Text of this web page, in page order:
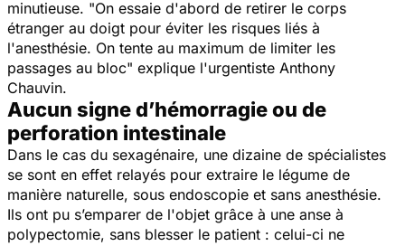
minutieuse. "On essaie d'abord de retirer le corps
étranger au doigt pour éviter les risques liés à
l'anesthésie. On tente au maximum de limiter les
passages au bloc" explique l'urgentiste Anthony
Chauvin.
Aucun signe d’hémorragie ou de
perforation intestinale
Dans le cas du sexagénaire, une dizaine de spécialistes
se sont en effet relayés pour extraire le légume de
manière naturelle, sous endoscopie et sans anesthésie.
Ils ont pu s’emparer de l'objet grâce à une anse à
polypectomie, sans blesser le patient : celui-ci ne